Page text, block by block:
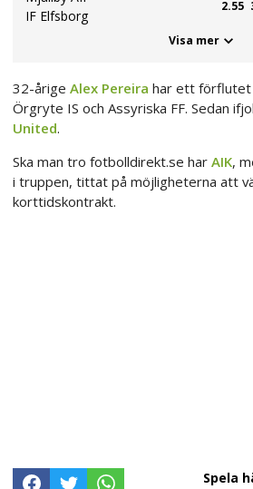
IF Elfsborg
2.55
Visa mer
32-årige Alex Pereira har ett förflutet
Örgryte IS och Assyriska FF. Sedan
United.
Ska man tro fotbolldirekt.se har AIK,
i truppen, tittat på möjligheterna att
korttidskontrakt.
Spela